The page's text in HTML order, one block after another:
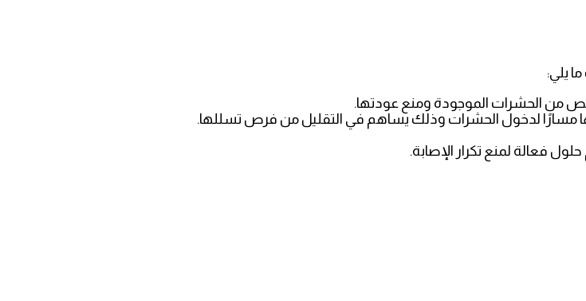
يلي:
من الحشرات الموجودة ومنع عودتها.
مسارًا لدخول الحشرات وذلك يساهم في التقليل من فرص تسللها.
فعالة لمنع تكرار الإصابة.